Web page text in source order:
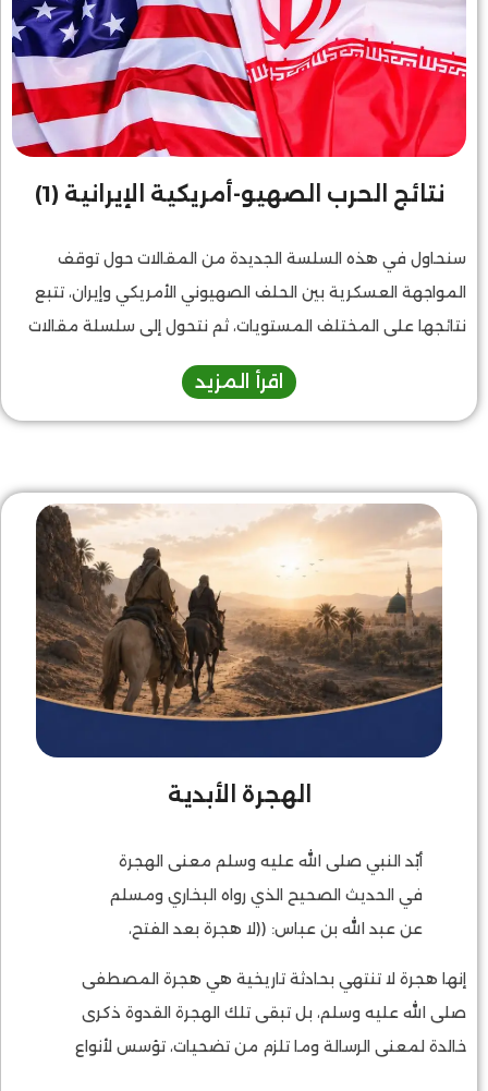
نتائج الحرب الصهيو-أمريكية الإيرانية (1)
سنحاول في هذه السلسة الجديدة من المقالات حول توقف
المواجهة العسكرية بين الحلف الصهيوني الأمريكي وإيران، تتبع
نتائجها على المختلف المستويات، ثم نتحول إلى سلسلة مقالات
خروجها الموفق من الحرب، وكيف تستفيد من أخطاء الماضي،
ولكي تكون النتائج التي حصلت عليها لصالح الأمة العربية
اقرأ المزيد
الهجرة الأبدية
أبّد النبي صلى الله عليه وسلم معنى الهجرة
في الحديث الصحيح الذي رواه البخاري ومسلم
عن عبد الله بن عباس: ((لا هجرة بعد الفتح،
أبقى عليه الصلاة والسلام بهذا الحديث
معنى الهجرة حاضرا في حياة الأمة، وفتح لها
بابا أبديا في ضمير المؤمنين، ونقلها من
إنها هجرة لا تنتهي بحادثة تاريخية هي هجرة المصطفى
صلى الله عليه وسلم، بل تبقى تلك الهجرة القدوة ذكرى
خالدة لمعنى الرسالة وما تلزم من تضحيات، تؤسس لأنواع